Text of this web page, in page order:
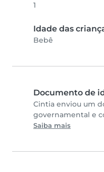
1
Idade das
Bebê
Documento de
Cintia enviou um
governamental e
Saiba mais